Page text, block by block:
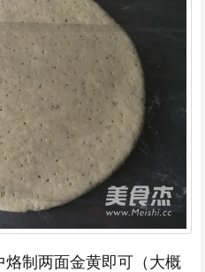
制两面金黄即可（大概